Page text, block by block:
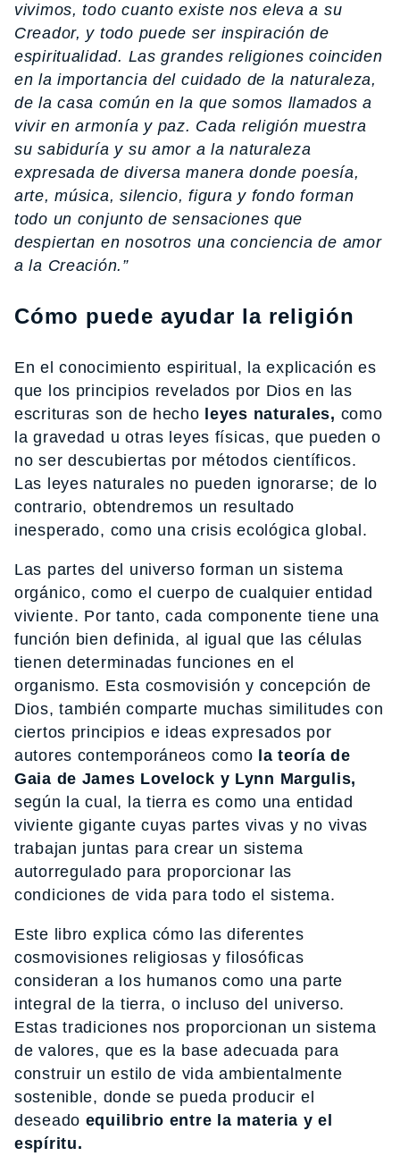
vivimos, todo cuanto existe nos eleva a su
Creador, y todo puede ser inspiración de
espiritualidad. Las grandes religiones coinciden
en la importancia del cuidado de la naturaleza,
de la casa común en la que somos llamados a
vivir en armonía y paz. Cada religión muestra
su sabiduría y su amor a la naturaleza
expresada de diversa manera donde poesía,
arte, música, silencio, figura y fondo forman
todo un conjunto de sensaciones que
despiertan en nosotros una conciencia de amor
a la Creación.”
Cómo puede ayudar la religión
En el conocimiento espiritual, la explicación es
que los principios revelados por Dios en las
escrituras son de hecho leyes naturales, como
la gravedad u otras leyes físicas, que pueden o
no ser descubiertas por métodos científicos.
Las leyes naturales no pueden ignorarse; de lo
contrario, obtendremos un resultado
inesperado, como una crisis ecológica global.
Las partes del universo forman un sistema
orgánico, como el cuerpo de cualquier entidad
viviente. Por tanto, cada componente tiene una
función bien definida, al igual que las células
tienen determinadas funciones en el
organismo. Esta cosmovisión y concepción de
Dios, también comparte muchas similitudes con
ciertos principios e ideas expresados por
autores contemporáneos como la teoría de
Gaia de James Lovelock y Lynn Margulis,
según la cual, la tierra es como una entidad
viviente gigante cuyas partes vivas y no vivas
trabajan juntas para crear un sistema
autorregulado para proporcionar las
condiciones de vida para todo el sistema.
Este libro explica cómo las diferentes
cosmovisiones religiosas y filosóficas
consideran a los humanos como una parte
integral de la tierra, o incluso del universo.
Estas tradiciones nos proporcionan un sistema
de valores, que es la base adecuada para
construir un estilo de vida ambientalmente
sostenible, donde se pueda producir el
deseado equilibrio entre la materia y el
espíritu.